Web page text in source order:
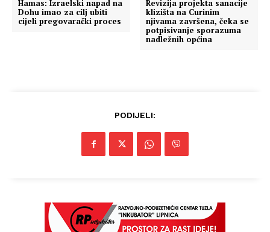
O nama
Hamas: Izraelski napad na
Dohu imao za cilj ubiti
cijeli pregovarački proces
Revizija projekta sanacije
klizišta na Curinim
njivama završena, čeka se
potpisivanje sporazuma
nadležnih općina
PODIJELI: